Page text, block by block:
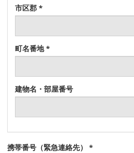
市区郡 *
町名番地*
建物名・部屋番号
携帯番号（緊急連絡先） *